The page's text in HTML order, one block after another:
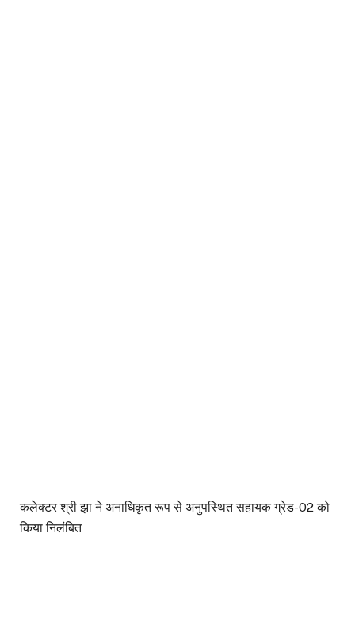
कलेक्टर श्री झा ने अनाधिकृत रूप से अनुपस्थित सहायक ग्रेड-02 को
किया निलंबित